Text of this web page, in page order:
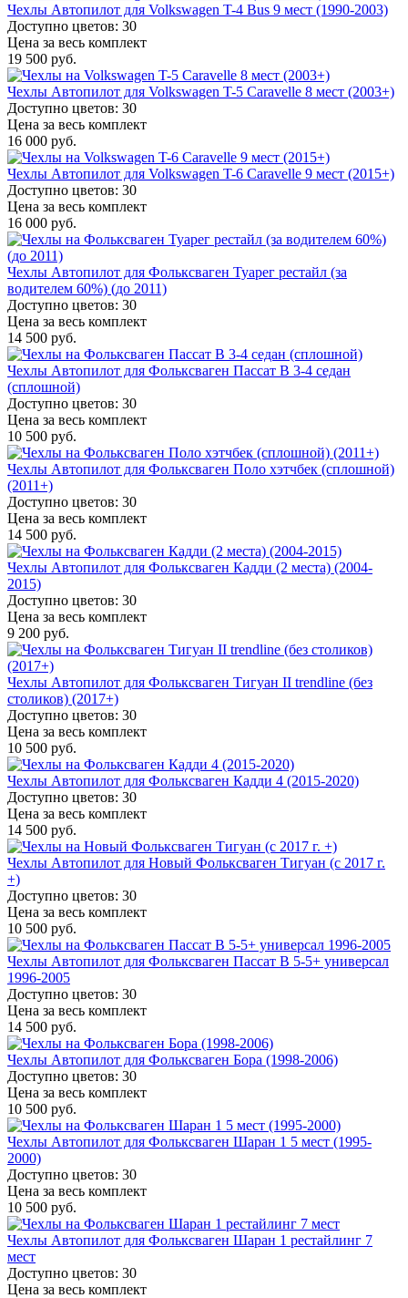
Чехлы Автопилот для Volkswagen T-4 Bus 9 мест (1990-2003)
Доступно цветов: 30
Цена за весь комплект
19 500 руб.
Чехлы Автопилот для Volkswagen T-5 Caravelle 8 мест (2003+)
Доступно цветов: 30
Цена за весь комплект
16 000 руб.
Чехлы Автопилот для Volkswagen T-6 Caravelle 9 мест (2015+)
Доступно цветов: 30
Цена за весь комплект
16 000 руб.
Чехлы Автопилот для Фольксваген Туарег рестайл (за
водителем 60%) (до 2011)
Доступно цветов: 30
Цена за весь комплект
14 500 руб.
Чехлы Автопилот для Фольксваген Пассат B 3-4 седан
(сплошной)
Доступно цветов: 30
Цена за весь комплект
10 500 руб.
Чехлы Автопилот для Фольксваген Поло хэтчбек (сплошной)
(2011+)
Доступно цветов: 30
Цена за весь комплект
14 500 руб.
Чехлы Автопилот для Фольксваген Кадди (2 места) (2004-
2015)
Доступно цветов: 30
Цена за весь комплект
9 200 руб.
Чехлы Автопилот для Фольксваген Тигуан II trendline (без
столиков) (2017+)
Доступно цветов: 30
Цена за весь комплект
10 500 руб.
Чехлы Автопилот для Фольксваген Кадди 4 (2015-2020)
Доступно цветов: 30
Цена за весь комплект
14 500 руб.
Чехлы Автопилот для Новый Фольксваген Тигуан (с 2017 г.
+)
Доступно цветов: 30
Цена за весь комплект
10 500 руб.
Чехлы Автопилот для Фольксваген Пассат B 5-5+ универсал
1996-2005
Доступно цветов: 30
Цена за весь комплект
14 500 руб.
Чехлы Автопилот для Фольксваген Бора (1998-2006)
Доступно цветов: 30
Цена за весь комплект
10 500 руб.
Чехлы Автопилот для Фольксваген Шаран 1 5 мест (1995-
2000)
Доступно цветов: 30
Цена за весь комплект
10 500 руб.
Чехлы Автопилот для Фольксваген Шаран 1 рестайлинг 7
мест
Доступно цветов: 30
Цена за весь комплект